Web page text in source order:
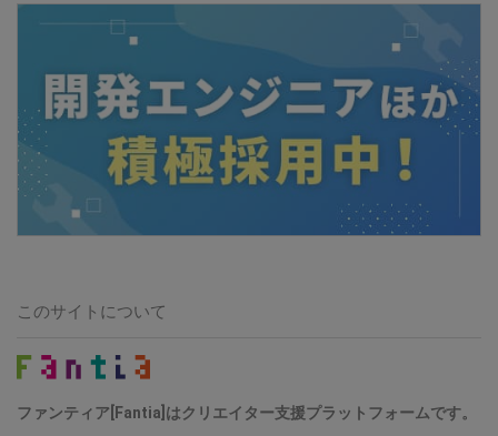
このサイトについて
ファンティア[Fantia]はクリエイター支援プラットフォームです。